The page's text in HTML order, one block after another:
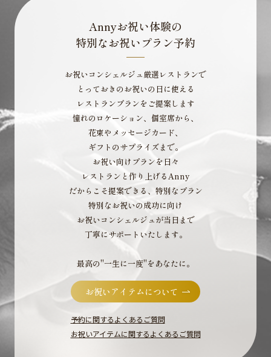
Annyお祝い体験の
特別なお祝いプラン予約
お祝いコンシェルジュ厳選レストランで
とっておきのお祝いの日に使える
レストランプランをご提案します
憧れのロケーション、個室席から、
花束やメッセージカード、
ギフトのサプライズまで。
お祝い向けプランを日々
レストランと作り上げるAnny
だからこそ提案できる、特別なプラン
特別なお祝いの成功に向け
お祝いコンシェルジュが当日まで
丁寧にサポートいたします。
最高の"一生に一度"をあなたに。
お祝いアイテムについて
予約に関するよくあるご質問
お祝いアイテムに関するよくあるご質問